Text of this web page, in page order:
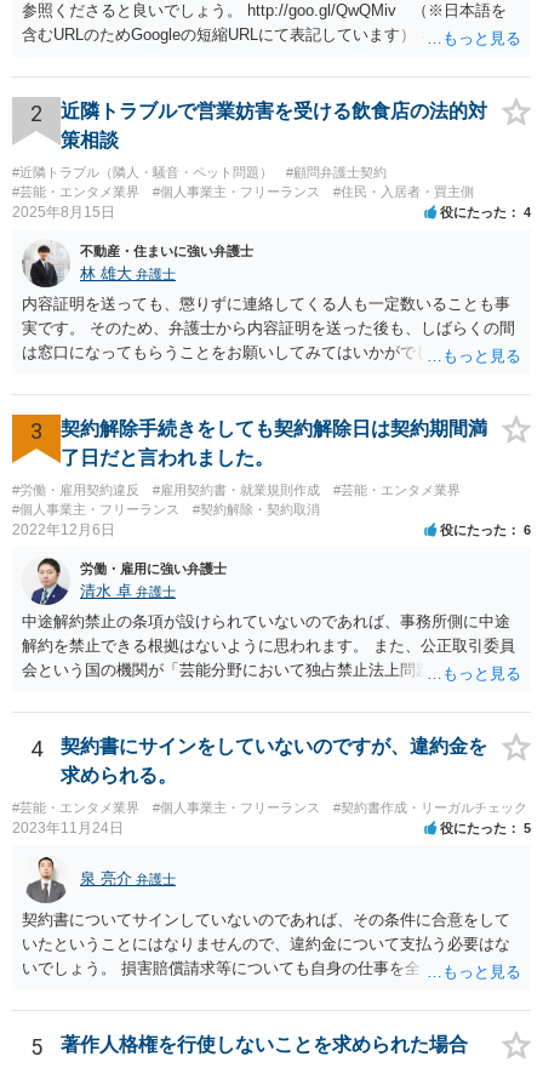
参照くださると良いでしょう。 http://goo.gl/QwQMiv （※日本語を
含むURLのためGoogleの短縮URLにて表記しています） 私も同先生と
とも不正競争防止法上の問題は生じうると思います。
2
近隣トラブルで営業妨害を受ける飲食店の法的対
策相談
#近隣トラブル（隣人・騒音・ペット問題）
#顧問弁護士契約
#芸能・エンタメ業界
#個人事業主・フリーランス #住民・入居者・買主側
2025年8月15日 役にたった 4
不動産・住まいに強い弁護士
林 雄大 弁護士
内容証明を送っても、懲りずに連絡してくる人も一定数いることも事
実です。 そのため、弁護士から内容証明を送った後も、しばらくの間
は窓口になってもらうことをお願いしてみてはいかがでしょうか。 そ
口（弁護士に）言ってください」とだけお伝えし、それ以外には一切
応じないという姿勢をとることができるため、スタッフの方の負担軽
減を図れると思います。 大変な状況かと思いますが、ご参考になりま
3
契約解除手続きをしても契約解除日は契約期間満
了日だと言われました。
#労働・雇用契約違反 #雇用契約書・就業規則作成
#芸能・エンタメ業界
#個人事業主・フリーランス
#契約解除・契約取消
2022年12月6日 役にたった 6
労働・雇用に強い弁護士
清水 卓 弁護士
中途解約禁止の条項が設けられていないのであれば、事務所側に中途
解約を禁止できる根拠はないように思われます。 また、公正取引委員
会という国の機関が「芸能分野において独占禁止法上問題となり得る
活動を⾏えない旨の義務を課し，⼜は移籍・独⽴した場合には芸能活
動を妨害する旨⽰唆して，移籍・独⽴を諦めさせること（優越的地位
の濫⽤等）を例示しています。 ライバー事務所にも同様のことが言え
る可能性があり、あなたのケースでも、独占禁止法上問題となり得ま
す。 ただし、「※これら⾏為が実際に独占禁⽌法違反となるかどうか
は，具体的態様に照らして個別に判断されることとなる。例えば，優
越的地位の濫⽤に関して，不当に不利益を与えるか否かは，課される
義務等の内容や期間が⽬的に照らして過⼤であるか，与える不利益の
程度，代償措置の有無やその⽔準，あらかじめ⼗分な協議が⾏われた
か等を考慮の上，個別具体的に判断される」という指摘もなされてい
るので、ご事案に応じ、挙げられている事情を具体的に検討して行く
必要があります。 なお、退所等で事務所側と揉めるようであれば、弁
護士に直接相談・依頼し、事務所側と交渉にあたってもらう方法もあ
るかと思います。 （参考）「⼈材分野における公正取引委員会の取
組」（令和元年９月２５日 公正取引委員会）６頁 https://www.jftc.g
4
契約書にサインをしていないのですが、違約金を
求められる。
#芸能・エンタメ業界 #個人事業主・フリーランス #契約書作成・リーガルチェック
2023年11月24日 役にたった 5
泉 亮介 弁護士
契約書についてサインしていないのであれば、その条件に合意をして
いたということにはなりませんので、違約金について支払う必要はな
いでしょう。 損害賠償請求等についても自身の仕事を全て処理してか
5 著作人格権を行使しないことを求められた場合